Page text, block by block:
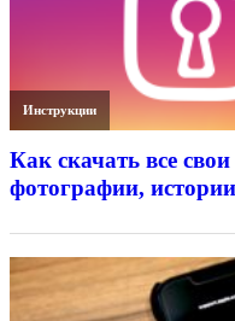
Инструкции
Как скачать все
фотографии,